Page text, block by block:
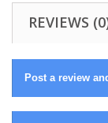
REVIEWS
Post a review